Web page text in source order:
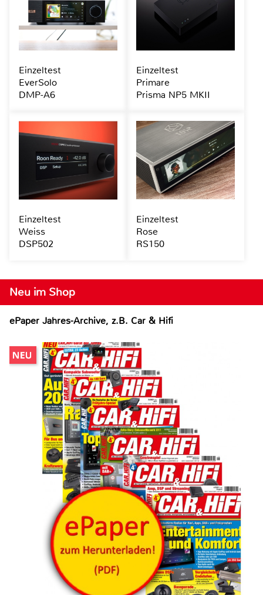
Neu im Shop
ePaper Jahres-Archive, z.B. Car & Hifi
Einzeltest
EverSolo
DMP-A6
Einzeltest
Primare
Prisma NP5 MKII
Einzeltest
Weiss
DSP502
Einzeltest
Rose
RS150